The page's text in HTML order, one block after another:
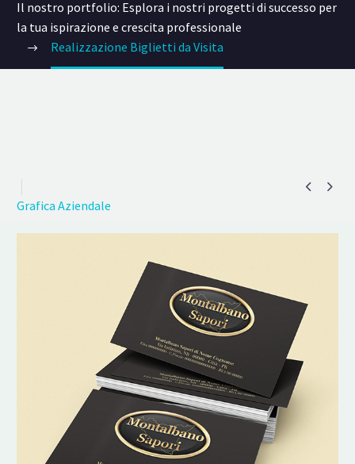
Il nostro portfolio: Esplora i nostri progetti di successo per
la tua ispirazione e crescita professionale
Realizzazione Biglietti da Visita
 
Grafica Aziendale